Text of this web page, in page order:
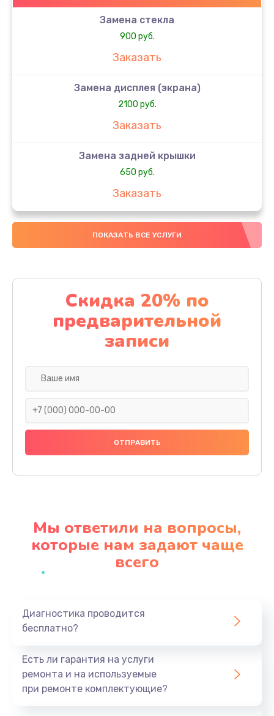
Замена стекла
900 руб.
Заказать
Замена дисплея (экрана)
2100 руб.
Заказать
Замена задней крышки
650 руб.
Заказать
Замена аккумулятора
4000 руб.
Замена материнской платы
1100 руб.
Заказать
Замена праймера
1000 руб.
Заказать
Профилактическая чистка
Заказать
ПОКАЗАТЬ ВСЕ УСЛУГИ
Скидка 20% по
предварительной
записи
Мы ответили на вопросы,
которые нам задают чаще
всего
Диагностика проводится
бесплатно?
Есть ли гарантия на услуги
ремонта и на используемые
при ремонте комплектующие?